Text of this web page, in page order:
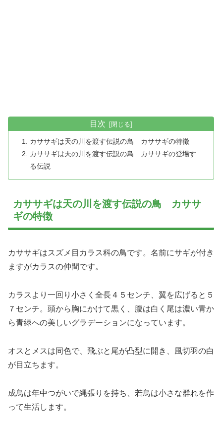
目次
カササギは天の川を渡す伝説の鳥 カササギの特徴
カササギは天の川を渡す伝説の鳥 カササギの登場す
る伝説
カササギは天の川を渡す伝説の鳥 カササ
ギの特徴
カササギはスズメ目カラス科の鳥です。名前にサギが付き
ますがカラスの仲間です。
カラスより一回り小さく全長４５センチ、翼を広げると５
７センチ。頭から胸にかけて黒く、腹は白く尾は濃い青か
ら青緑への美しいグラデーションになっています。
オスとメスは同色で、飛ぶと尾が凸型に開き、風切羽の白
が目立ちます。
成鳥は年中つがいで縄張りを持ち、若鳥は小さな群れを作
って生活します。